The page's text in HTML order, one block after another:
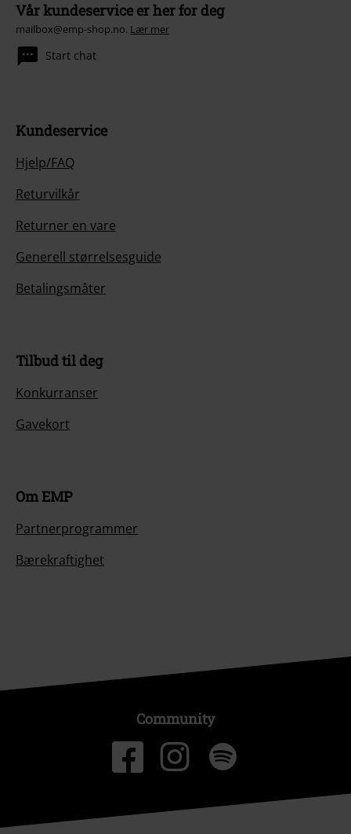
Vår kundeservice er her for deg
mailbox@emp-shop.no. Lær mer
Start chat
Kundeservice
Hjelp/FAQ
Returvilkår
Returner en vare
Generell størrelsesguide
Betalingsmåter
Tilbud til deg
Konkurranser
Gavekort
Om EMP
Partnerprogrammer
Bærekraftighet
Community